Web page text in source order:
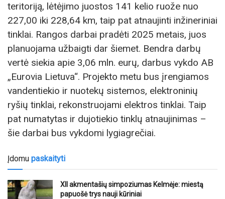
teritoriją, lėtėjimo juostos 141 kelio ruože nuo
227,00 iki 228,64 km, taip pat atnaujinti inžineriniai
tinklai. Rangos darbai pradėti 2025 metais, juos
planuojama užbaigti dar šiemet. Bendra darbų
vertė siekia apie 3,06 mln. eurų, darbus vykdo AB
„Eurovia Lietuva“. Projekto metu bus įrengiamos
vandentiekio ir nuotekų sistemos, elektroninių
ryšių tinklai, rekonstruojami elektros tinklai. Taip
pat numatytas ir dujotiekio tinklų atnaujinimas –
šie darbai bus vykdomi lygiagrečiai.
Įdomu paskaityti
XII akmentašių simpoziumas Kelmėje: miestą
papuošė trys nauji kūriniai